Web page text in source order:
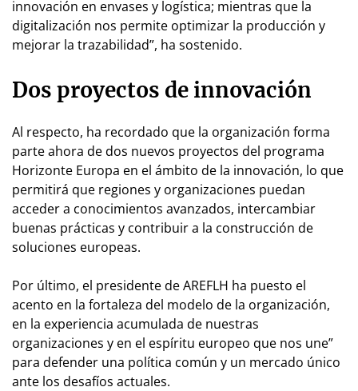
innovación en envases y logística; mientras que la
digitalización nos permite optimizar la producción y
mejorar la trazabilidad”, ha sostenido.
Dos proyectos de innovación
Al respecto, ha recordado que la organización forma
parte ahora de dos nuevos proyectos del programa
Horizonte Europa en el ámbito de la innovación, lo que
permitirá que regiones y organizaciones puedan
acceder a conocimientos avanzados, intercambiar
buenas prácticas y contribuir a la construcción de
soluciones europeas.
Por último, el presidente de AREFLH ha puesto el
acento en la fortaleza del modelo de la organización,
en la experiencia acumulada de nuestras
organizaciones y en el espíritu europeo que nos une”
para defender una política común y un mercado único
ante los desafíos actuales.